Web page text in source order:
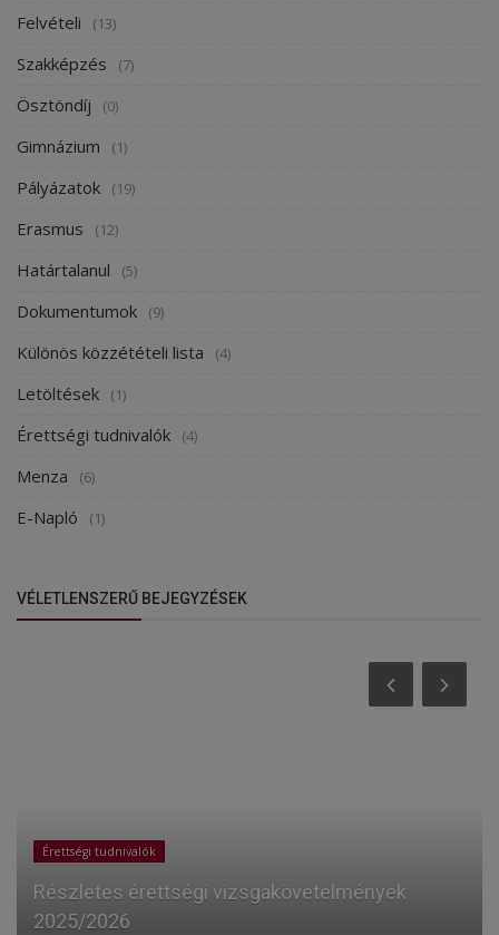
Felvételi (13)
Szakképzés (7)
Ösztöndíj (0)
Gimnázium (1)
Pályázatok (19)
Erasmus (12)
Határtalanul (5)
Dokumentumok (9)
Különös közzétételi lista (4)
Letöltések (1)
Érettségi tudnivalók (4)
Menza (6)
E-Napló (1)
VÉLETLENSZERŰ BEJEGYZÉSEK
Események
Áldott ünnepeket kívánunk!